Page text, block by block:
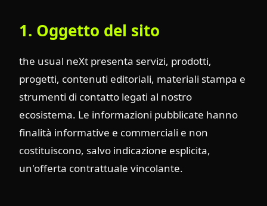
1. Oggetto del sito
the usual neXt presenta servizi, prodotti,
progetti, contenuti editoriali, materiali stampa e
strumenti di contatto legati al nostro
ecosistema. Le informazioni pubblicate hanno
finalità informative e commerciali e non
costituiscono, salvo indicazione esplicita,
un'offerta contrattuale vincolante.